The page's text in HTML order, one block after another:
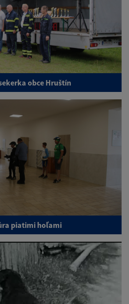
obce Hruštín
piatimi hoľami